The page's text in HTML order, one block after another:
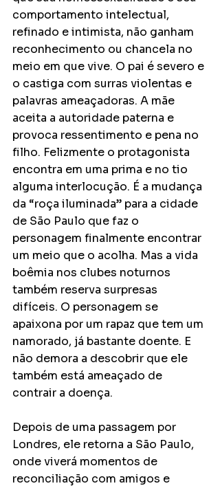
comportamento intelectual,
refinado e intimista, não ganham
reconhecimento ou chancela no
meio em que vive. O pai é severo e
o castiga com surras violentas e
palavras ameaçadoras. A mãe
aceita a autoridade paterna e
provoca ressentimento e pena no
filho. Felizmente o protagonista
encontra em uma prima e no tio
alguma interlocução. É a mudança
da “roça iluminada” para a cidade
de São Paulo que faz o
personagem finalmente encontrar
um meio que o acolha. Mas a vida
boêmia nos clubes noturnos
também reserva surpresas
difíceis. O personagem se
apaixona por um rapaz que tem um
namorado, já bastante doente. E
não demora a descobrir que ele
também está ameaçado de
contrair a doença.
Depois de uma passagem por
Londres, ele retorna a São Paulo,
onde viverá momentos de
reconciliação com amigos e